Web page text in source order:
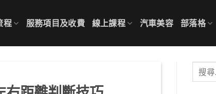
程 服務項目及收費 線上課程 汽車美容 部落格